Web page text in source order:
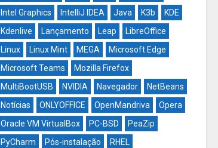
Intel Graphics
IntelliJ IDEA Java K3b
KDE
Kdenlive
Lançamento Leap
LibreOffice
Linux
Linux Mint MEGA
Microsoft Edge
Microsoft Teams
Mozilla Firefox
MultiBootUSB
NVIDIA Navegador
NetBeans
Notícias
ONLYOFFICE OpenMandriva
Opera
Oracle VM VirtualBox
PC-BSD
PeaZip
PyCharm
Pós-instalação
RHEL